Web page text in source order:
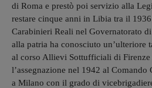
di Roma e prestò poi servizio alla
restare cinque anni in Libia tra il
Carabinieri Reali nel Governatorato
alla patria ha conosciuto un’ulteriore
al corso Allievi Sottufficiali di Firenze
l’assegnazione nel 1942 al
a Milano con il grado di